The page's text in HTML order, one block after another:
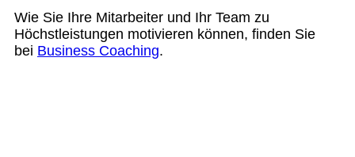
Wie Sie Ihre Mitarbeiter und Ihr Team zu
Höchstleistungen motivieren können, finden Sie
bei Business Coaching.